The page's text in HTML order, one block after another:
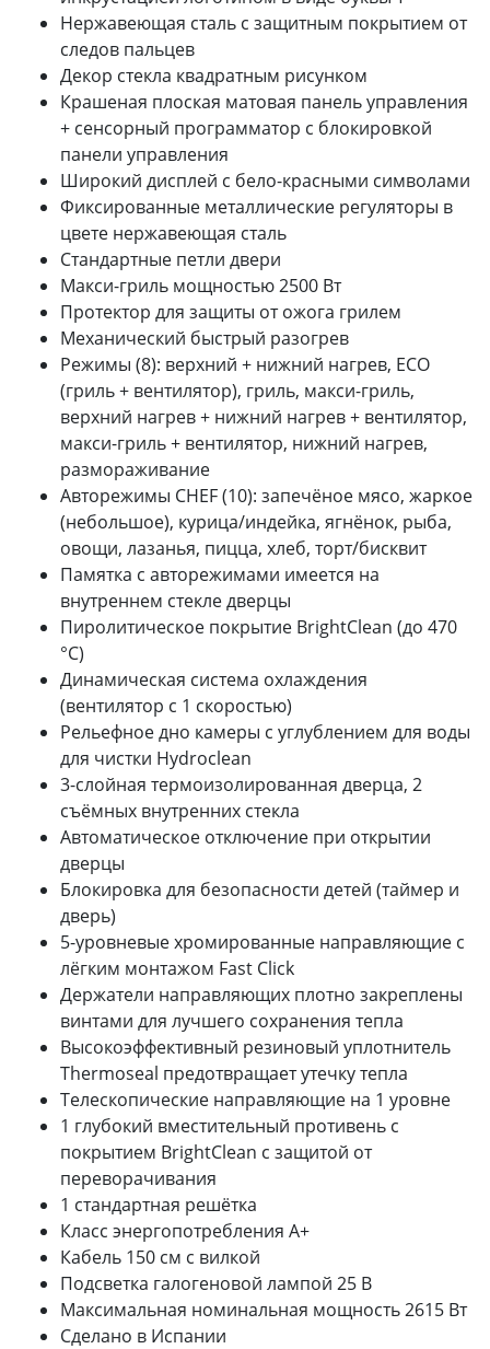
Нержавеющая сталь с защитным покрытием от
следов пальцев
Декор стекла квадратным рисунком
Крашеная плоская матовая панель управления
+ сенсорный программатор с блокировкой
панели управления
Широкий дисплей с бело-красными символами
Фиксированные металлические регуляторы в
цвете нержавеющая сталь
Стандартные петли двери
Макси-гриль мощностью 2500 Вт
Протектор для защиты от ожога грилем
Механический быстрый разогрев
Режимы (8): верхний + нижний нагрев, ECO
(гриль + вентилятор), гриль, макси-гриль,
верхний нагрев + нижний нагрев + вентилятор,
макси-гриль + вентилятор, нижний нагрев,
размораживание
Авторежимы CHEF (10): запечёное мясо, жаркое
(небольшое), курица/индейка, ягнёнок, рыба,
овощи, лазанья, пицца, хлеб, торт/бисквит
Памятка с авторежимами имеется на
внутреннем стекле дверцы
Пиролитическое покрытие BrightClean (до 470
°C)
Динамическая система охлаждения
(вентилятор с 1 скоростью)
Рельефное дно камеры с углублением для воды
для чистки Hydroclean
3-слойная термоизолированная дверца, 2
съёмных внутренних стекла
Автоматическое отключение при открытии
дверцы
Блокировка для безопасности детей (таймер и
дверь)
5-уровневые хромированные направляющие с
лёгким монтажом Fast Click
Держатели направляющих плотно закреплены
винтами для лучшего сохранения тепла
Высокоэффективный резиновый уплотнитель
Thermoseal предотвращает утечку тепла
Телескопические направляющие на 1 уровне
1 глубокий вместительный противень с
покрытием BrightClean с защитой от
переворачивания
1 стандартная решётка
Класс энергопотребления А+
Кабель 150 см с вилкой
Подсветка галогеновой лампой 25 В
Максимальная номинальная мощность 2615 Вт
Сделано в Испании